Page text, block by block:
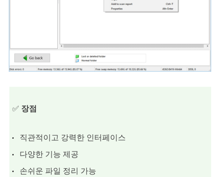
✅ 장점
직관적이고 강력한 인터페이스
다양한 기능 제공
손쉬운 파일 정리 가능